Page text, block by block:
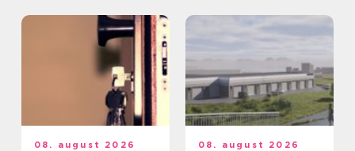
08. august 2026 08. august 2026